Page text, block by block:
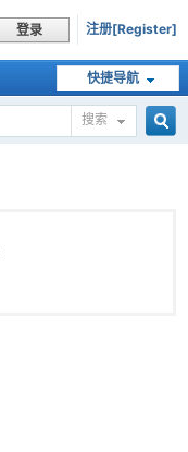
登录 注册[Register]
快捷导航
搜索